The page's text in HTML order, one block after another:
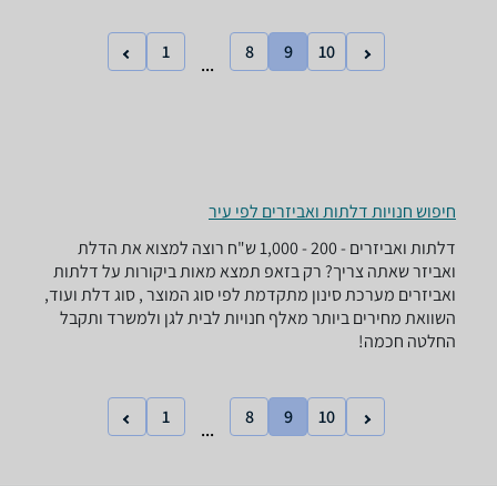
1
...
8 9 10
חיפוש חנויות דלתות ואביזרים לפי עיר
דלתות ואביזרים - ‏200 - 1,000 ‏ש"ח רוצה למצוא את הדלת
ואביזר שאתה צריך? רק בזאפ תמצא מאות ביקורות על דלתות
ואביזרים מערכת סינון מתקדמת לפי סוג המוצר , סוג דלת ועוד,
השוואת מחירים ביותר מאלף חנויות לבית לגן ולמשרד ותקבל
החלטה חכמה!
1
...
8 9 10